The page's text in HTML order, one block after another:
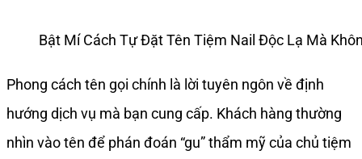
Bật Mí Cách Tự Đặt Tên Tiệm Nail Độc Lạ Mà
Phong cách tên gọi chính là lời tuyên ngôn về định
hướng dịch vụ mà bạn cung cấp. Khách hàng thường
nhìn vào tên để phán đoán “gu” thẩm mỹ của chủ tiệm